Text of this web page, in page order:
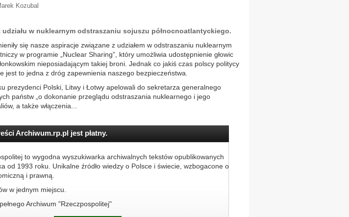
Kozubal
udziału w nuklearnym odstraszaniu sojuszu północnoatlantyckiego.
się nasze aspiracje związane z udziałem w odstraszaniu nuklearnym
w programie „Nuclear Sharing”, który umożliwia udostępnienie głowic
nieposiadającym takiej broni. Jednak co jakiś czas polscy politycy
jest to jedna z dróg zapewnienia naszego bezpieczeństwa.
prezydenci Polski, Litwy i Łotwy apelowali do sekretarza generalnego
państw „o dokonanie przeglądu odstraszania nuklearnego i jego
a także włączenia...
Archiwum.rp.pl jest płatny.
to wygodna wyszukiwarka archiwalnych tekstów opublikowanych
od 1993 roku. Unikalne źródło wiedzy o Polsce i świecie, wzbogacone o
i prawną.
w jednym miejscu.
Archiwum "Rzeczpospolitej"